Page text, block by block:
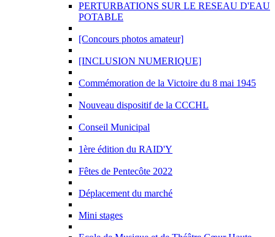
PERTURBATIONS SUR LE RESEAU D'EAU
POTABLE
[Concours photos amateur]
[INCLUSION NUMERIQUE]
Commémoration de la Victoire du 8 mai 1945
Nouveau dispositif de la CCCHL
Conseil Municipal
1ère édition du RAID'Y
Fêtes de Pentecôte 2022
Déplacement du marché
Mini stages